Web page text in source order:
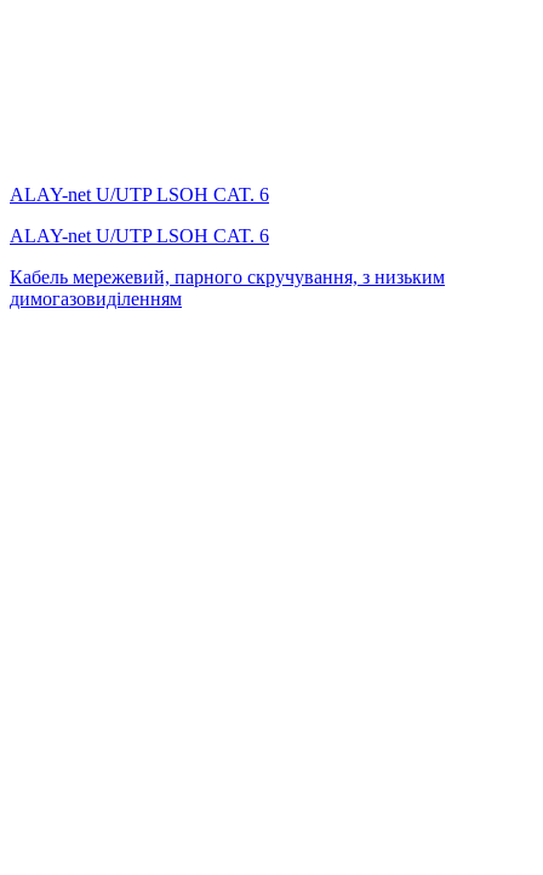
ALAY-net U/UTP LSОH CAT. 6
ALAY-net U/UTP LSОH CAT. 6
Кабель мережевий, парного скручування, з низьким
димогазовиділенням